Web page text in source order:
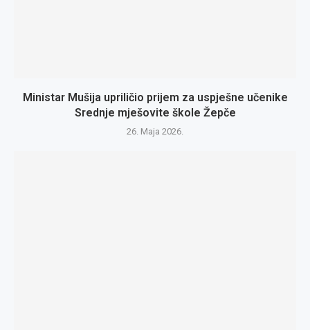
Ministar Mušija upriličio prijem za uspješne učenike
Srednje mješovite škole Žepče
26. Maja 2026.